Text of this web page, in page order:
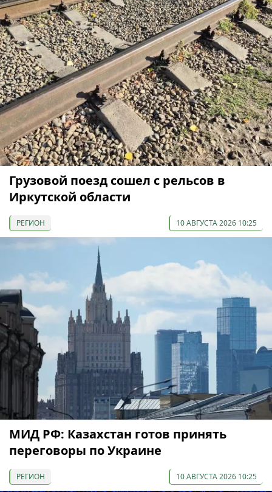
Грузовой поезд сошел с рельсов в
Иркутской области
РЕГИОН 10 АВГУСТА 2026 10:25
МИД РФ: Казахстан готов принять
переговоры по Украине
РЕГИОН 10 АВГУСТА 2026 10:25